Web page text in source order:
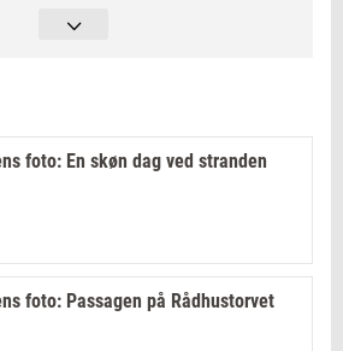
kan læsesalen også
foto: En skøn dag ved stranden
foto: Passagen på Rådhustorvet